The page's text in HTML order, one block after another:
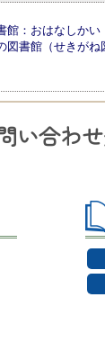
館：おはなしかい
図書館（せきがね
い合わ